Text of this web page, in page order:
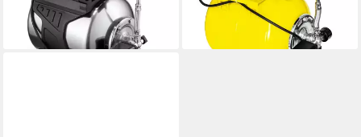
-17%
lieferbar - in 3-4 Werktagen bei dir
-11%
lieferbar - in 3-4 Werktagen bei dir